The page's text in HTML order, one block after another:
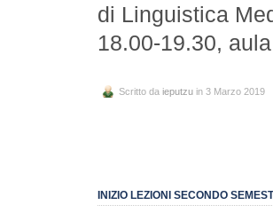
di Linguistica
18.00-19.30,
Scritto da ieputzu in 3 Marzo 2019
INIZIO LEZIONI SECONDO